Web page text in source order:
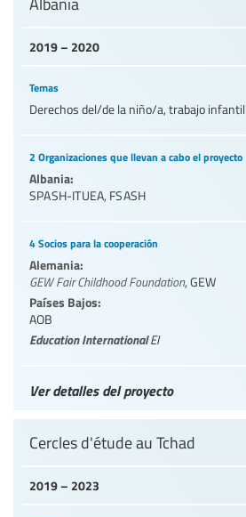
2019 – 2020
Temas
Derechos del/de la niño/a, trabajo infantil
2 Organizaciones que llevan a cabo el proyecto
Albania:
SPASH-ITUEA, FSASH
4 Socios para la cooperación
Alemania:
GEW Fair Childhood Foundation, GEW
Países Bajos:
AOB
Education InternationalEI
Ver detalles del proyecto
2019 – 2023
Cercles d'étude au Tchad